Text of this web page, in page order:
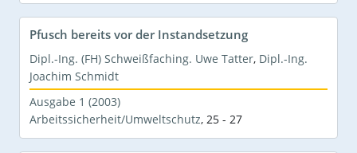
Pfusch bereits vor der Instandsetzung
Dipl.-Ing. (FH) Schweißfaching. Uwe Tatter, Dipl.-Ing.
Joachim Schmidt
Ausgabe 1 (2003)
Arbeitssicherheit/Umweltschutz, 25 - 27